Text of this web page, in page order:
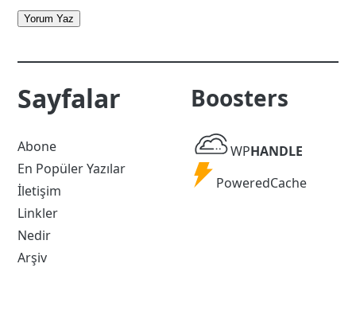
Yorum Yaz
Sayfalar
Abone
En Popüler Yazılar
İletişim
Linkler
Nedir
Arşiv
Boosters
WP
Handle
WPHANDLE
Powered
PoweredCache